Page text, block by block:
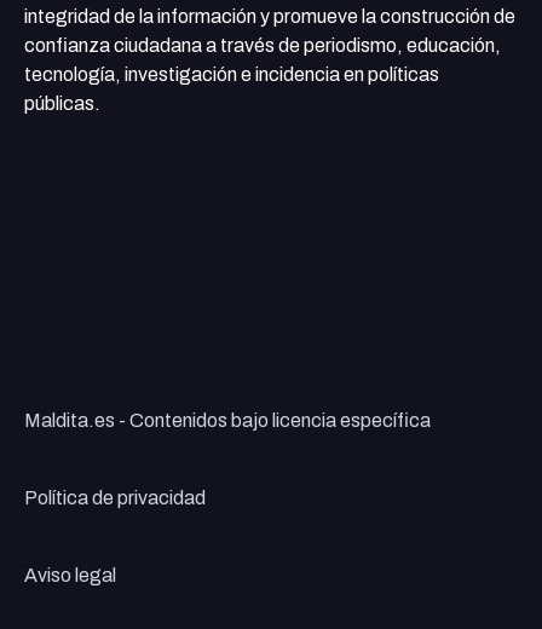
integridad de la información y promueve la construcción de
confianza ciudadana a través de periodismo, educación,
tecnología, investigación e incidencia en políticas
públicas.
Maldita.es - Contenidos bajo licencia específica
Política de privacidad
Aviso legal